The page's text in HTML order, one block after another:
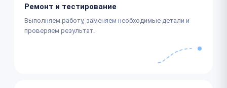
Ремонт и тестирование
Выполняем работу, заменяем необходимые детали и
проверяем результат.